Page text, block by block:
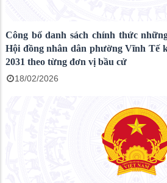
Công bố danh sách chính thức
Hội đồng nhân dân phường Vĩnh Tế
2031 theo từng đơn vị bầu cử
18/02/2026